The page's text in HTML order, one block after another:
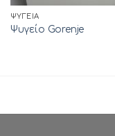
ΨΥΓΕΊΑ
Ψυγείο Gorenje